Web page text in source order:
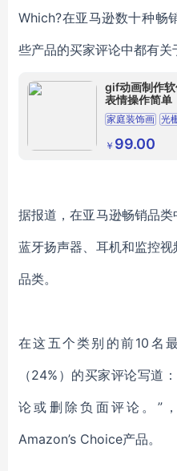
Which?在亚马逊数十种畅
些产品的买家评论中都有关
gif动画制作
表情操作简单
家庭装饰画 光
三维立体图
￥ 99.00
据报道，在亚马逊畅销品类
蓝牙扬声器、耳机和监控
品类。
在这五个类别的前10名
（24%）的买家评论写道
论或删除负面评论。”
Amazon’s Choice产品。